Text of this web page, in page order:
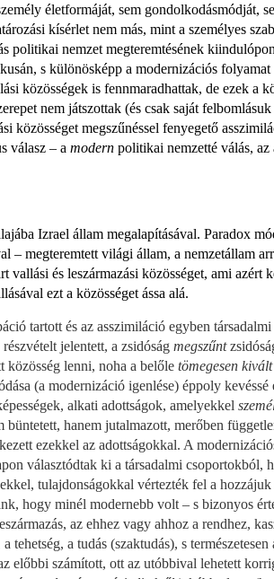
életformáját, sem gondolkodásmódját,
kísér­let nem más, mint a személyes
politikai nemzet megteremtésének
s különösképp a modernizációs folyamat
közösségek is fennmaradhattak, de ezek a
nem játszottak (és csak saját
közösséget megszűnéssel fenyegető
válasz – a modern politikai nemzetté válás, az
Izrael állam megalapításával. Paradox
– megteremtett világi állam, a nemzetállam
vallási és leszármazási kö­zösséget, ami azért
ezt a közösséget ássa alá.
tartott és az asszimiláció egyben társadalmi
jelentett, a zsidóság megszűnt
közösség lenni, noha a be­lőle tömegesen
(a modernizáció igenlése) éppoly kevéssé
alkati adottságok, amelyekkel
bün­tetett, hanem jutalmazott, merőben
ezekkel az adottságokkal. A
választódtak ki a tár­sadalmi csoportokból,
tulajdonságokkal vértezték fel a
hogy minél modernebb volt – s bizonyos
az ehhez vagy ahhoz a rendhez,
tehetség, a tudás (szaktudás), s
előbbi számított, ott az utóbbival lehetett